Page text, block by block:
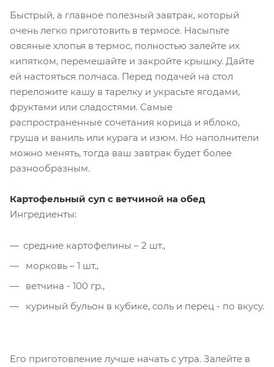
Быстрый, а главное полезный завтрак, который
очень легко приготовить в термосе. Насыпьте
овсяные хлопья в термос, полностью залейте их
кипятком, перемешайте и закройте крышку. Дайте
ей настояться полчаса. Перед подачей на стол
переложите кашу в тарелку и украсьте ягодами,
фруктами или сладостями. Самые
распространенные сочетания корица и яблоко,
груша и ваниль или курага и изюм. Но наполнители
можно менять, тогда ваш завтрак будет более
разнообразным.
Картофельный суп с ветчиной на обед
Ингредиенты:
средние картофелины – 2 шт.,
морковь – 1 шт.,
ветчина - 100 гр.,
куриный бульон в кубике, соль и перец - по вкусу.
Его приготовление лучше начать с утра. Залейте в